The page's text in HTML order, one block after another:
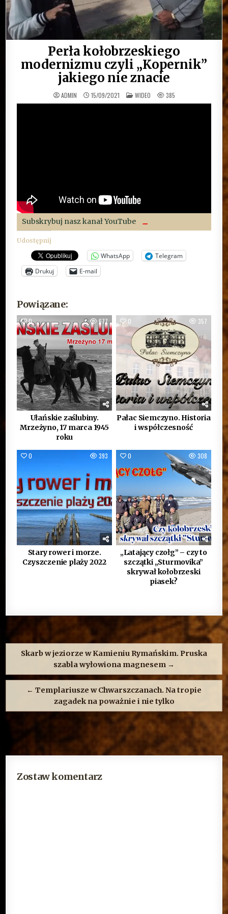
Perła kołobrzeskiego
modernizmu czyli „Kopernik”
jakiego nie znacie
ADMIN 15/09/2021 OPUBLIKOWANE
W
WIDEO 385
Subskrybuj nasz kanał YouTube
Udostępnij
WhatsApp
Telegram
Drukuj
E-mail
Powiązane:
0 677
Ułańskie zaślubiny.
Mrzeżyno, 17 marca 1945
roku
0 357
Pałac Siemczyno. Historia
i współczesność
0 393
Stary rower i morze.
Czyszczenie plaży 2022
0 308
„Latający czołg” – czy to
szczątki „Sturmovika”
skrywał kołobrzeski
piasek?
Nawigacja
wpisu
Skarb w jeziorze w Kamieniu Rymańskim. Pruska
szabla wyłowiona magnesem →
← Templariusze w Chwarszczanach. Na tropie
zagadek na poważnie i nie tylko
Zostaw komentarz